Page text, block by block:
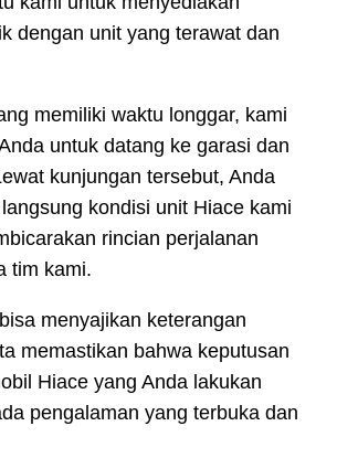
dengan unit yang terawat dan
memiliki waktu longgar, kami
untuk datang ke garasi dan
kunjungan tersebut, Anda
kondisi unit Hiace kami
rincian perjalanan
tim kami.
menyajikan keterangan
memastikan bahwa keputusan
Hiace yang Anda lakukan
pengalaman yang terbuka dan